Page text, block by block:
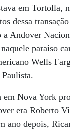
em Tortolla,
dessa
a Andover
paraíso
Wells
em Nova York
era Roberto
ano depois,